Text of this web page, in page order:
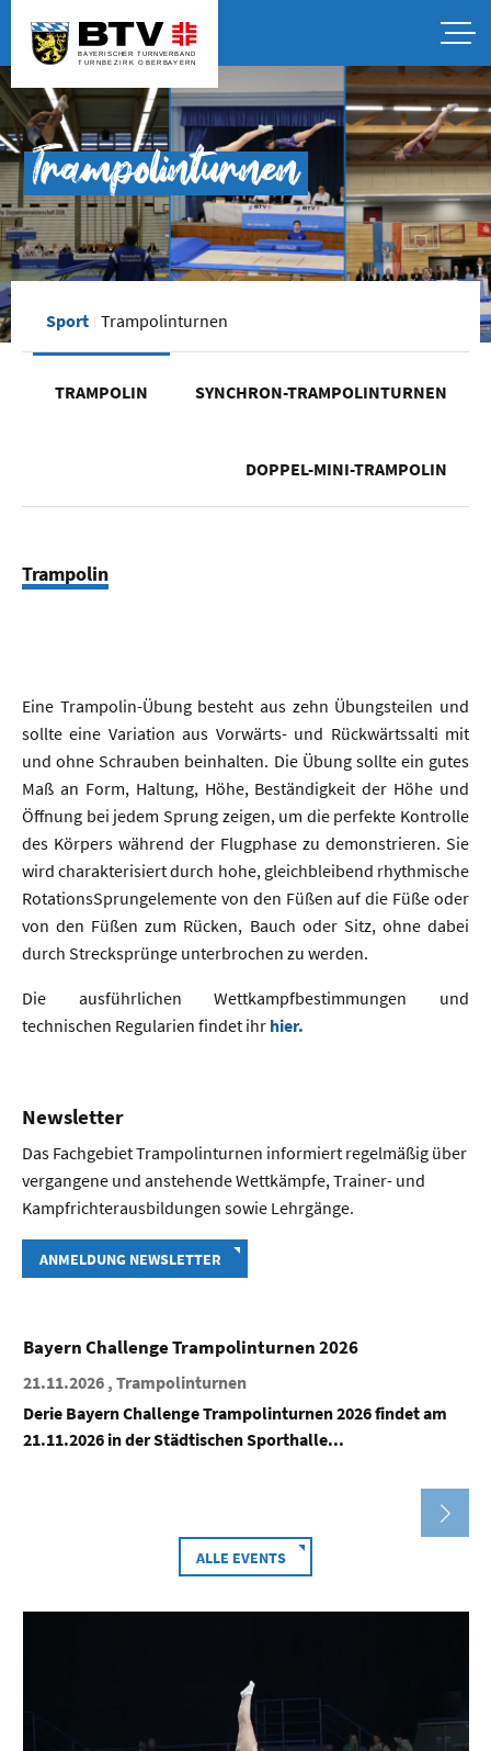
Trampolinturnen
Sport Trampolinturnen
TRAMPOLIN SYNCHRON-TRAMPOLINTURNEN
DOPPEL-MINI-TRAMPOLIN
Trampolin
Eine Trampolin-Übung besteht aus zehn Übungsteilen und
sollte eine Variation aus Vorwärts- und Rückwärtssalti mit
und ohne Schrauben beinhalten. Die Übung sollte ein gutes
Maß an Form, Haltung, Höhe, Beständigkeit der Höhe und
Öffnung bei jedem Sprung zeigen, um die perfekte Kontrolle
des Körpers während der Flugphase zu demonstrieren. Sie
wird charakterisiert durch hohe, gleichbleibend rhythmische
RotationsSprungelemente von den Füßen auf die Füße oder
von den Füßen zum Rücken, Bauch oder Sitz, ohne dabei
durch Strecksprünge unterbrochen zu werden.
Die ausführlichen Wettkampfbestimmungen und
technischen Regularien findet ihr hier.
Newsletter
Das Fachgebiet Trampolinturnen informiert regelmäßig über
vergangene und anstehende Wettkämpfe, Trainer- und
Kampfrichterausbildungen sowie Lehrgänge.
ANMELDUNG NEWSLETTER
am
Leistungsvoraussetzungstest Trampolinturnen
2. Termin
11.12.2026 , Trampolinturnen
Der zweite Leistungsvoraussetzungstest 2026 bzgl.
ALLE EVENTS